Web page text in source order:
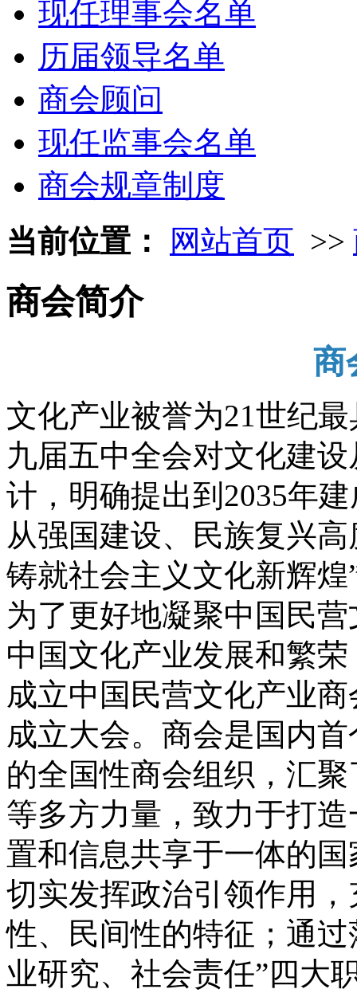
现任理事会名单
历届领导名单
商会顾问
现任监事会名单
商会规章制度
当前位置：
网站首页 >>
商会简介
商
文化产业被誉为21世纪
九届五中全会对文化建
计，明确提出到2035年
从强国建设、民族复兴
铸就社会主义文化新辉
为了更好地凝聚中国民
中国文化产业发展和繁
成立中国民营文化产业
成立大会。 商会是国内
的全国性商会组织，汇
等多方力量，致力于打
置和信息共享于一体的
切实发挥政治引领作用
性、民间性的特征；通
业研究、社会责任”四大